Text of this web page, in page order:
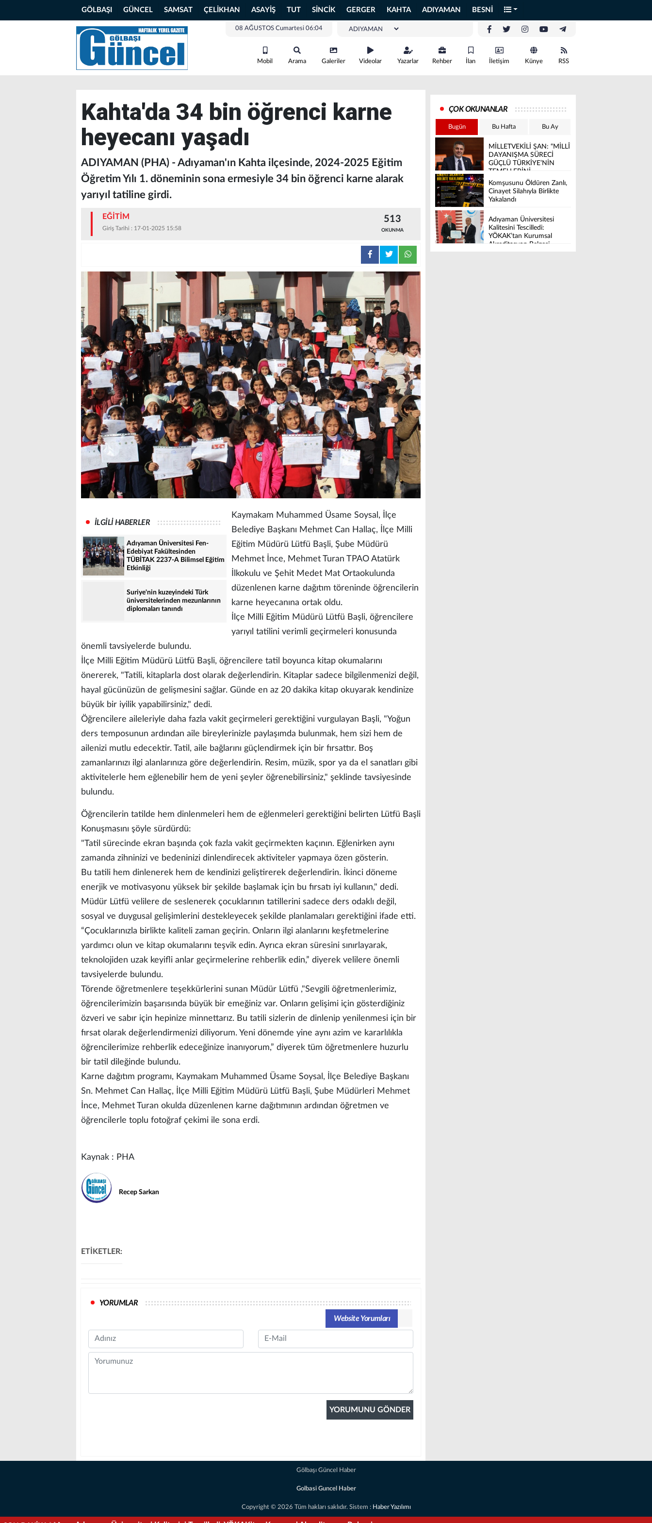
GÖLBAŞI GÜNCEL SAMSAT ÇELİKHAN ASAYİŞ TUT SİNCİK GERGER KAHTA ADIYAMAN BESNİ
08 AĞUSTOS Cumartesi 06:04
Mobil Arama Galeriler Videolar Yazarlar Rehber İlan İletişim Künye RSS
Kahta'da 34 bin öğrenci karne
heyecanı yaşadı
ADIYAMAN (PHA) - Adıyaman'ın Kahta ilçesinde, 2024-2025 Eğitim
Öğretim Yılı 1. döneminin sona ermesiyle 34 bin öğrenci karne alarak
yarıyıl tatiline girdi.
EĞİTİM
Giriş Tarihi : 17-01-2025 15:58
513
OKUNMA
İLGİLİ HABERLER
Adıyaman Üniversitesi Fen-
Edebiyat Fakültesinden
TÜBİTAK 2237-A Bilimsel Eğitim
Etkinliği
Suriye'nin kuzeyindeki Türk
üniversitelerinden mezunlarının
diplomaları tanındı
Kaymakam Muhammed Üsame Soysal, İlçe
Belediye Başkanı Mehmet Can Hallaç, İlçe Milli
Eğitim Müdürü Lütfü Başli, Şube Müdürü
Mehmet İnce, Mehmet Turan TPAO Atatürk
İlkokulu ve Şehit Medet Mat Ortaokulunda
düzenlenen karne dağıtım töreninde öğrencilerin
karne heyecanına ortak oldu.
İlçe Milli Eğitim Müdürü Lütfü Başli, öğrencilere
yarıyıl tatilini verimli geçirmeleri konusunda
önemli tavsiyelerde bulundu.
İlçe Milli Eğitim Müdürü Lütfü Başli, öğrencilere tatil boyunca kitap okumalarını
önererek, "Tatili, kitaplarla dost olarak değerlendirin. Kitaplar sadece bilgilenmenizi değil,
hayal gücünüzün de gelişmesini sağlar. Günde en az 20 dakika kitap okuyarak kendinize
büyük bir iyilik yapabilirsiniz," dedi.
Öğrencilere aileleriyle daha fazla vakit geçirmeleri gerektiğini vurgulayan Başli, "Yoğun
ders temposunun ardından aile bireylerinizle paylaşımda bulunmak, hem sizi hem de
ailenizi mutlu edecektir. Tatil, aile bağlarını güçlendirmek için bir fırsattır. Boş
zamanlarınızı ilgi alanlarınıza göre değerlendirin. Resim, müzik, spor ya da el sanatları gibi
aktivitelerle hem eğlenebilir hem de yeni şeyler öğrenebilirsiniz," şeklinde tavsiyesinde
bulundu.
Öğrencilerin tatilde hem dinlenmeleri hem de eğlenmeleri gerektiğini belirten Lütfü Başli
Konuşmasını şöyle sürdürdü:
"Tatil sürecinde ekran başında çok fazla vakit geçirmekten kaçının. Eğlenirken aynı
zamanda zihninizi ve bedeninizi dinlendirecek aktiviteler yapmaya özen gösterin.
Bu tatili hem dinlenerek hem de kendinizi geliştirerek değerlendirin. İkinci döneme
enerjik ve motivasyonu yüksek bir şekilde başlamak için bu fırsatı iyi kullanın," dedi.
Müdür Lütfü velilere de seslenerek çocuklarının tatillerini sadece ders odaklı değil,
sosyal ve duygusal gelişimlerini destekleyecek şekilde planlamaları gerektiğini ifade etti.
“Çocuklarınızla birlikte kaliteli zaman geçirin. Onların ilgi alanlarını keşfetmelerine
yardımcı olun ve kitap okumalarını teşvik edin. Ayrıca ekran süresini sınırlayarak,
teknolojiden uzak keyifli anlar geçirmelerine rehberlik edin,” diyerek velilere önemli
tavsiyelerde bulundu.
Törende öğretmenlere teşekkürlerini sunan Müdür Lütfü ,"Sevgili öğretmenlerimiz,
öğrencilerimizin başarısında büyük bir emeğiniz var. Onların gelişimi için gösterdiğiniz
özveri ve sabır için hepinize minnettarız. Bu tatili sizlerin de dinlenip yenilenmesi için bir
fırsat olarak değerlendirmenizi diliyorum. Yeni dönemde yine aynı azim ve kararlılıkla
öğrencilerimize rehberlik edeceğinize inanıyorum,” diyerek tüm öğretmenlere huzurlu
bir tatil dileğinde bulundu.
Karne dağıtım programı, Kaymakam Muhammed Üsame Soysal, İlçe Belediye Başkanı
Sn. Mehmet Can Hallaç, İlçe Milli Eğitim Müdürü Lütfü Başli, Şube Müdürleri Mehmet
İnce, Mehmet Turan okulda düzenlenen karne dağıtımının ardından öğretmen ve
öğrencilerle toplu fotoğraf çekimi ile sona erdi.
Kaynak : PHA
Recep Sarkan
ETİKETLER:
YORUMLAR
Website Yorumları
Name Email
Comment
ÇOK OKUNANLAR
Bugün Bu Hafta Bu Ay
MİLLETVEKİLİ ŞAN: “MİLLÎ
DAYANIŞMA SÜRECİ
GÜÇLÜ TÜRKİYE’NİN
TEMELLERİNİ
SAĞLAMLAŞTIRACAK”
Komşusunu Öldüren Zanlı,
Cinayet Silahıyla Birlikte
Yakalandı
Adıyaman Üniversitesi
Kalitesini Tescilledi:
YÖKAK’tan Kurumsal
Akreditasyon Belgesi
Gölbaşı Güncel Haber
Golbasi Guncel Haber
Copyright © 2026 Tüm hakları saklıdır. Sistem : Haber Yazılımı